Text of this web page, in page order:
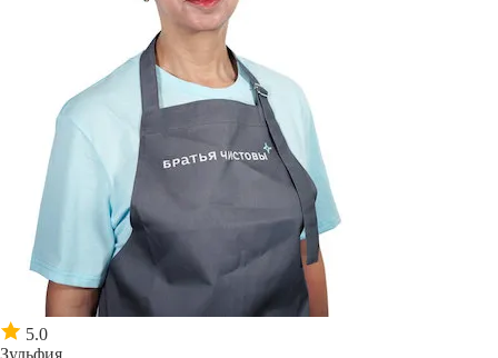
5.0
Зульфия